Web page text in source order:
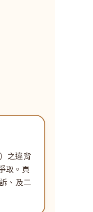
之違背
取。頁
、及二